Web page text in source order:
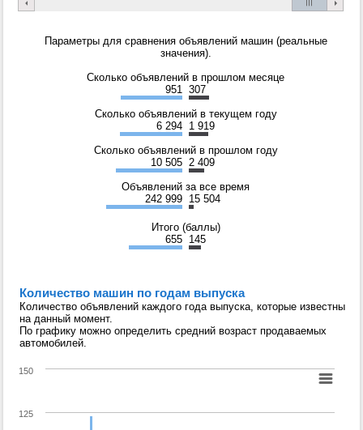
Параметры для сравнения объявлений машин (реальные
значения).
Сколько объявлений в прошлом месяце
951
307
Сколько объявлений в текущем году
6 294 1 919
Сколько объявлений в прошлом году
10 505 2 409
Объявлений за все время
242 999 15 504
Итого (баллы)
655 145
Количество машин по годам выпуска
Количество объявлений каждого года выпуска, которые известны
на данный момент.
По графику можно определить средний возраст продаваемых
автомобилей.
125
150